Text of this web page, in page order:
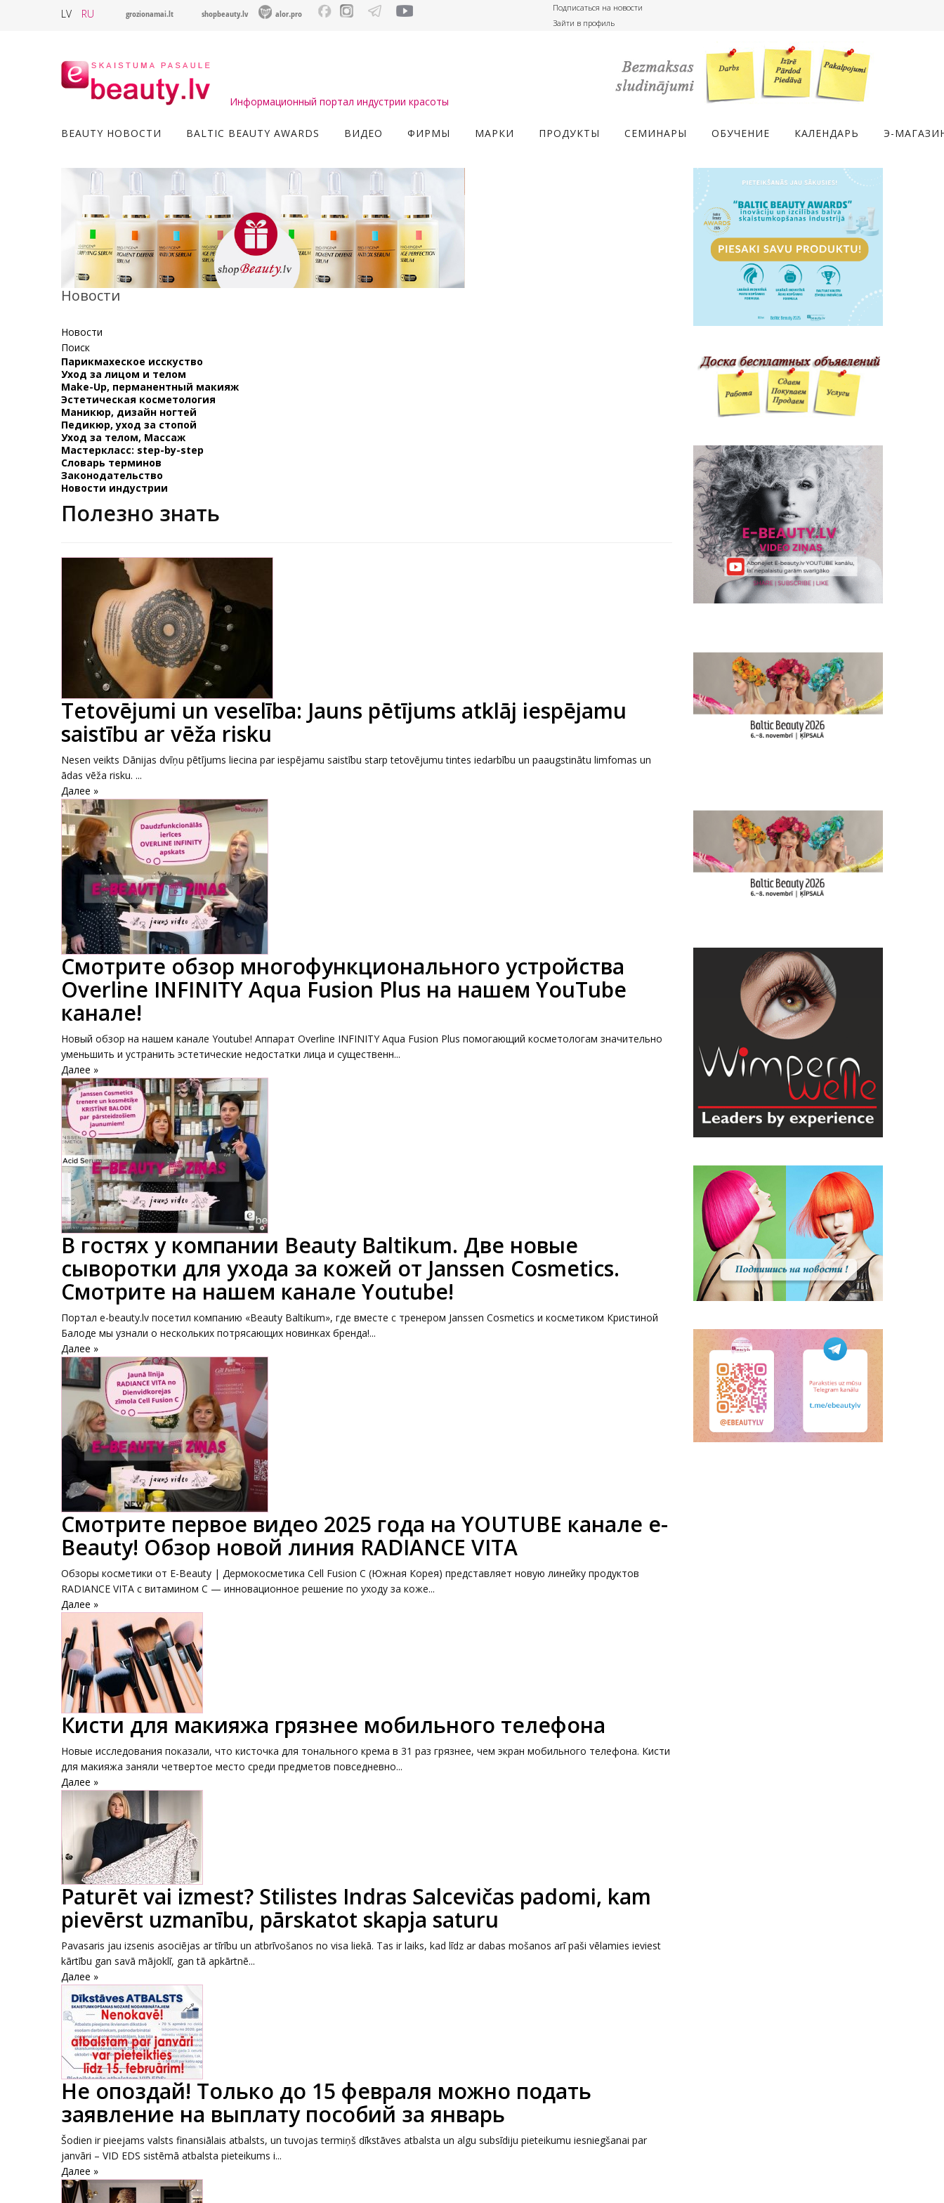
LV RU grozionamai.lt shopbeauty.lv alor.pro
Подписаться на новости
Зайти в профиль
Информационный портал индустрии красоты
BEAUTY НОВОСТИ BALTIC BEAUTY AWARDS ВИДЕО ФИРМЫ МАРКИ ПРОДУКТЫ СЕМИНАРЫ ОБУЧЕНИЕ КАЛЕНДАРЬ Э-
Новости
Новости
Поиск
Парикмахеское исскуство
Уход за лицом и телом
Make-Up, перманентный макияж
Эстетическая косметология
Маникюр, дизайн ногтей
Педикюр, уход за стопой
Уход за телом, Массаж
Мастеркласс: step-by-step
Словарь терминов
Законодательство
Новости индустрии
Полезно знать
Tetovējumi un veselība: Jauns pētījums atklāj iespējamu
saistību ar vēža risku
Nesen veikts Dānijas dvīņu pētījums liecina par iespējamu saistību starp tetovējumu tintes iedarbību un paaugstinātu limfomas un
ādas vēža risku. ...
Далее »
Смотрите обзор многофункционального устройства
Overline INFINITY Aqua Fusion Plus на нашем YouTube
канале!
Новый обзор на нашем канале Youtube! Аппарат Overline INFINITY Aqua Fusion Plus помогающий косметологам значительно
уменьшить и устранить эстетические недостатки лица и существенн...
Далее »
В гостях у компании Beauty Baltikum. Две новые
сыворотки для ухода за кожей от Janssen Cosmetics.
Смотрите на нашем канале Youtube!
Портал e-beauty.lv посетил компанию «Beauty Baltikum», где вместе с тренером Janssen Cosmetics и косметиком Кристиной
Балоде мы узнали о нескольких потрясающих новинках бренда!...
Далее »
Смотрите первое видео 2025 года на YOUTUBE канале e-
Beauty! Обзор новой линия RADIANCE VITA
Обзоры косметики от E-Beauty | Дермокосметика Cell Fusion C (Южная Корея) представляет новую линейку продуктов
RADIANCE VITA с витамином С — инновационное решение по уходу за коже...
Далее »
Кисти для макияжа грязнее мобильного телефона
Новые исследования показали, что кисточка для тонального крема в 31 раз грязнее, чем экран мобильного телефона. Кисти
для макияжа заняли четвертое место среди предметов повседневно...
Далее »
Paturēt vai izmest? Stilistes Indras Salcevičas padomi, kam
pievērst uzmanību, pārskatot skapja saturu
Pavasaris jau izsenis asociējas ar tīrību un atbrīvošanos no visa liekā. Tas ir laiks, kad līdz ar dabas mošanos arī paši vēlamies ieviest
kārtību gan savā mājoklī, gan tā apkārtnē...
Далее »
Не опоздай! Только до 15 февраля можно подать
заявление на выплату пособий за январь
Šodien ir pieejams valsts finansiālais atbalsts, un tuvojas termiņš dīkstāves atbalsta un algu subsīdiju pieteikumu iesniegšanai par
janvāri – VID EDS sistēmā atbalsta pieteikums i...
Далее »